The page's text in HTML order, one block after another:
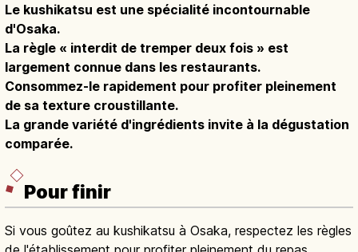
Le kushikatsu est une spécialité incontournable
d'Osaka.
La règle « interdit de tremper deux fois » est
largement connue dans les restaurants.
Consommez-le rapidement pour profiter pleinement
de sa texture croustillante.
La grande variété d'ingrédients invite à la dégustation
comparée.
Pour finir
Si vous goûtez au kushikatsu à Osaka, respectez les règles